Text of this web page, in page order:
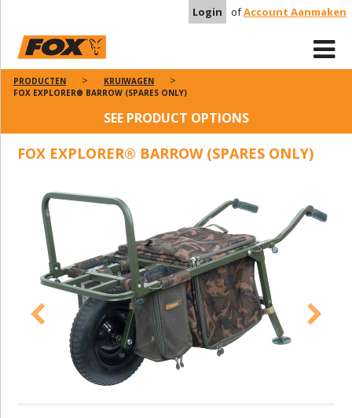
Login ofAccount Aanmaken
PRODUCTEN
KRUIWAGEN
FOX EXPLORER® BARROW (SPARES ONLY)
SEE PRODUCT OPTIONS
FOX EXPLORER® BARROW (SPARES ONLY)